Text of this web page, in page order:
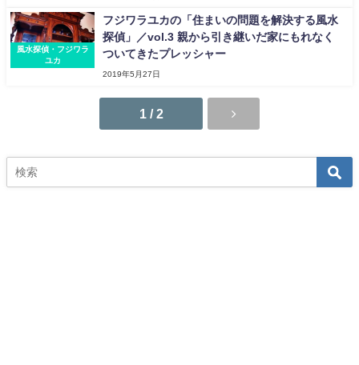
風水探偵・フジワラ
ユカ
フジワラユカの「住まいの問題を解決する風水
探偵」／vol.3 親から引き継いだ家にもれなく
ついてきたプレッシャー
2019年5月27日
1 / 2